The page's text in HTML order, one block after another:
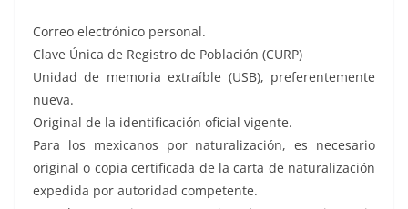
Correo electrónico personal.
Clave Única de Registro de Población (CURP)
Unidad de memoria extraíble (USB), preferentemente
nueva.
Original de la identificación oficial vigente.
Para los mexicanos por naturalización, es necesario
original o copia certificada de la carta de naturalización
expedida por autoridad competente.